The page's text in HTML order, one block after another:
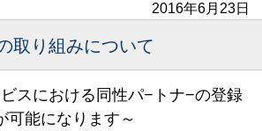
2016年6月23日
取り組みについて
スにおける同性パ−トナ−の登録
可能になります～